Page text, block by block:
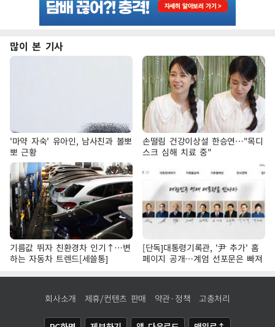
많이 본 기사
'마약 자숙' 유아인, 남사친과 볼뽀
뽀 근황
손떨림 건강이상설 한승연…"목디
스크 심해 치료 중"
기름값 뛰자 친환경차 인기↑…변
하는 자동차 트렌드[세쓸통]
[단독]대통령기록관, '尹 추가' 홈
페이지 공개…계엄 선포문은 빠져
회사소개 제휴/컨텐츠 판매 약관·정책 고충처리